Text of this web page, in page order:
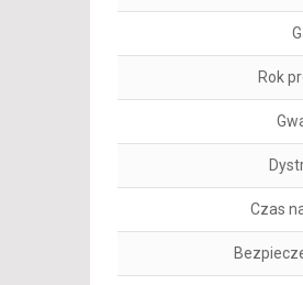
Rok
Czas